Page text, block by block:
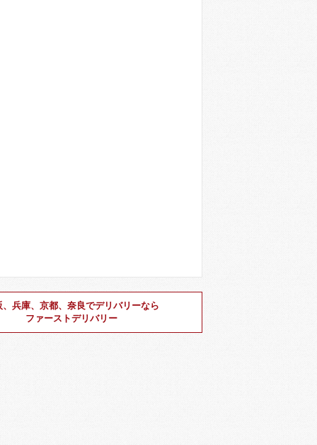
、兵庫、京都、奈良でデリバリーなら
ファーストデリバリー